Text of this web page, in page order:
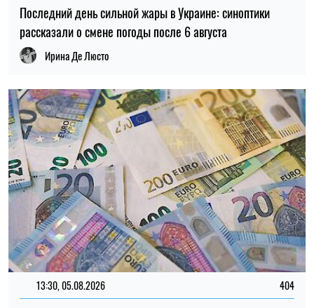
Последний день сильной жары в Украине: синоптики
рассказали о смене погоды после 6 августа
Ирина Де Люсто
13:30, 05.08.2026 404